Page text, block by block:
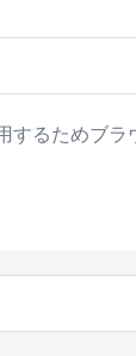
するためブラ